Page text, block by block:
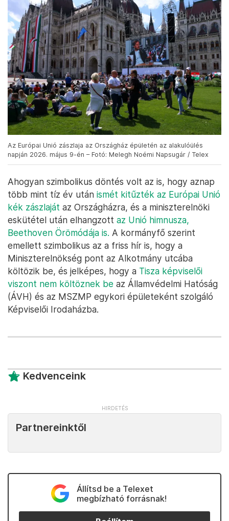
Az Európai Unió zászlaja az Országház épületén az alakulóülés
napján 2026. május 9-én – Fotó: Melegh Noémi Napsugár / Telex
Ahogyan szimbolikus döntés volt az is, hogy aznap
több mint tíz év után ismét kitűzték az Európai Unió
kék zászlaját az Országházra, és a miniszterelnöki
eskütétel után elhangzott az Unió himnusza,
Beethoven Örömódája is. A kormányfő szerint
emellett szimbolikus az a friss hír is, hogy a
Miniszterelnökség pont az Alkotmány utcába
költözik be, és jelképes, hogy a Tisza képviselői
viszont nem költöznek be az Államvédelmi Hatóság
(ÁVH) és az MSZMP egykori épületeként szolgáló
Képviselői Irodaházba.
Kedvenceink
Partnereinktől
Állítsd be a Telexet
megbízható forrásnak!